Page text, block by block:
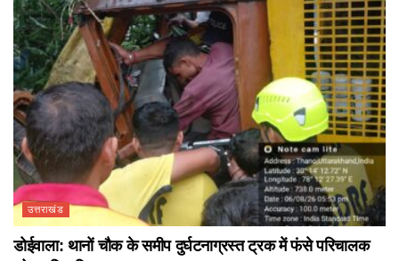
उत्तराखंड
डोईवाला: थानों चौक के समीप दुर्घटनाग्रस्त ट्रक में फंसे परिचालक